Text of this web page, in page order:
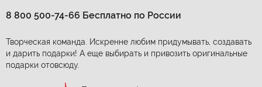
8 800 500-74-66 Бесплатно по России
Творческая команда. Искренне любим придумывать, создавать
и дарить подарки! А еще выбирать и привозить оригинальные
подарки отовсюду.